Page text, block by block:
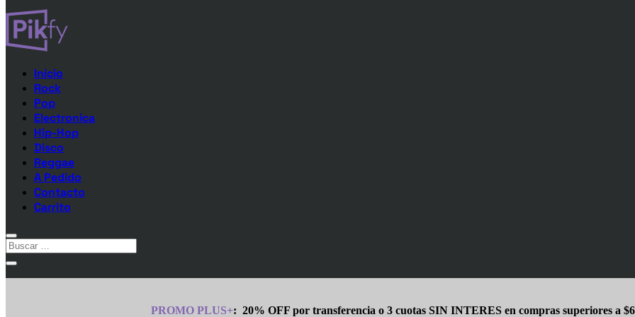
Inicio
Rock
Pop
Electronica
Hip-Hop
Disco
Reggae
A Pedido
Contacto
Carrito
PROMO PLUS+: 20% OFF por transferencia o 3 cuotas SIN INTERES en compras superiores a